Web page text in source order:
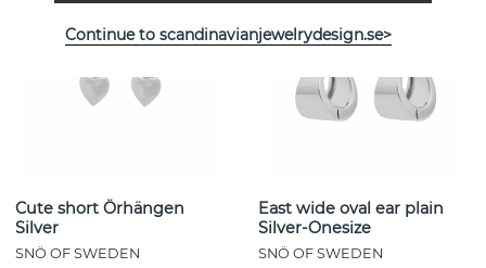
Cute short Örhängen
Silver
SNÖ OF SWEDEN
East wide oval ear plain
Silver-Onesize
SNÖ OF SWEDEN
Continue to scandinavianjewelrydesign.se>